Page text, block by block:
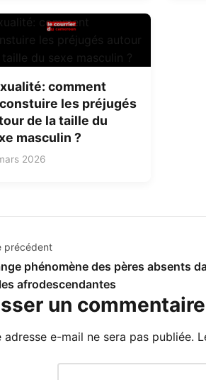
comment
les préjugés
de la taille du
masculin ?
2026
précédent
phénomène des pères absents
afrodescendantes
un commentaire
adresse e-mail ne sera pas publiée.